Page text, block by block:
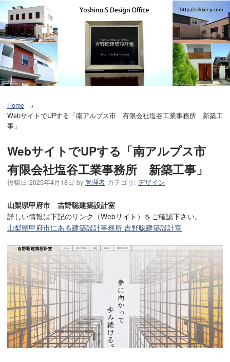
Home
WebサイトでUPする「南アルプス市 有限会社塩谷工業事務所 新築工
事」
WebサイトでUPする「南アルプス市
有限会社塩谷工業事務所 新築工事」
投稿日:2025年4月18日 by 管理者 カテゴリ: デザイン
山梨県甲府市 吉野聡建築設計室
詳しい情報は下記のリンク（Webサイト）をご確認下さい。
山梨県甲府市にある建築設計事務所 吉野聡建築設計室